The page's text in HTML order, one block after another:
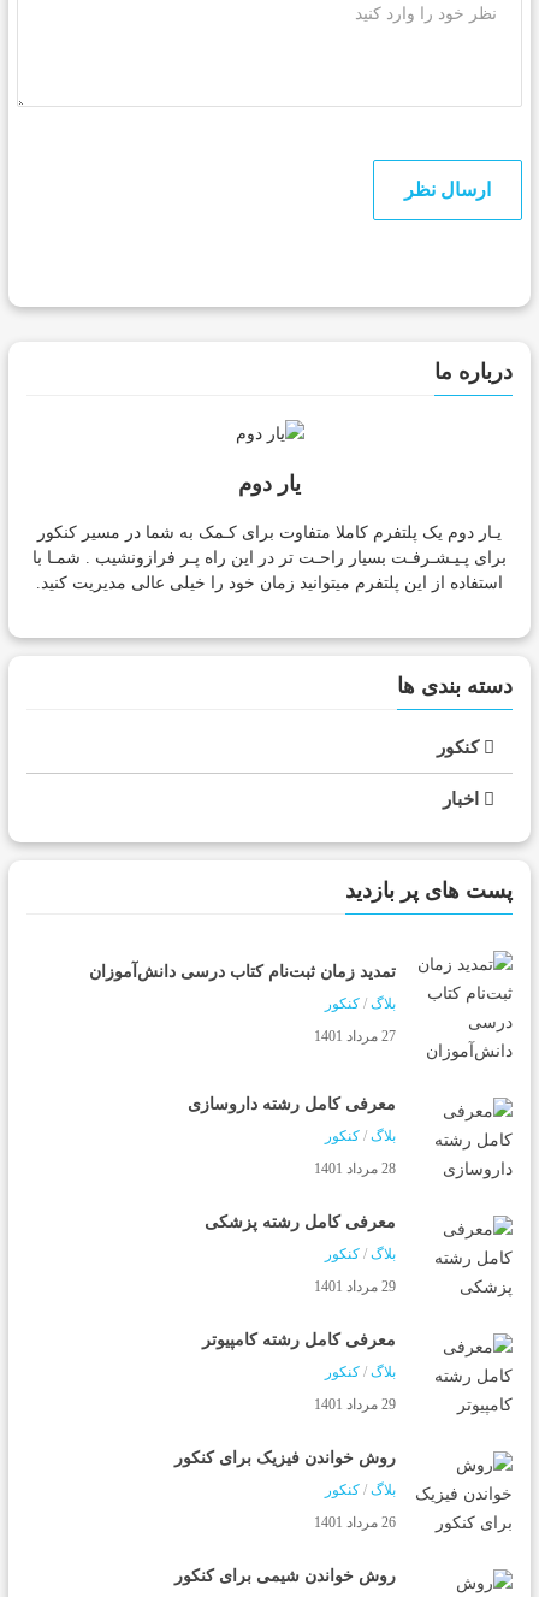
درباره ما
یار دوم
یـار دوم یک پلتفرم کاملا متفاوت برای کـمک به شما در مسیر کنکور
برای پـیـشـرفـت بسیار راحـت تر در این راه پـر فرازونشیب . شمـا با
استفاده از این پلتفرم میتوانید زمان خود را خیلی عالی مدیریت کنید.
دسته بندی ها
کنکور
اخبار
پست های پر بازدید
تمدید زمان ثبت‌نام کتاب درسی دانش‌آموزان
بلاگ / کنکور
27 مرداد 1401
معرفی کامل رشته داروسازی
بلاگ / کنکور
28 مرداد 1401
معرفی کامل رشته پزشکی
بلاگ / کنکور
29 مرداد 1401
معرفی کامل رشته کامپیوتر
بلاگ / کنکور
29 مرداد 1401
روش خواندن فیزیک برای کنکور
بلاگ / کنکور
26 مرداد 1401
روش خواندن شیمی برای کنکور
ارسال نظر